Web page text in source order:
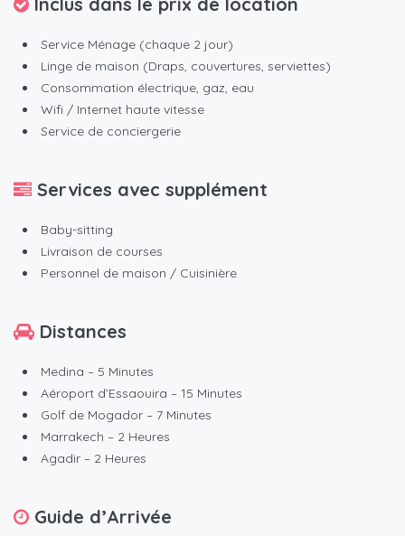
Service Ménage (chaque 2 jour)
Linge de maison (Draps, couvertures, serviettes)
Consommation électrique, gaz, eau
Wifi / Internet haute vitesse
Service de conciergerie
Services avec supplément
Baby-sitting
Livraison de courses
Personnel de maison / Cuisinière
Distances
Medina – 5 Minutes
Aéroport d’Essaouira – 15 Minutes
Golf de Mogador – 7 Minutes
Marrakech – 2 Heures
Agadir – 2 Heures
Guide d’Arrivée